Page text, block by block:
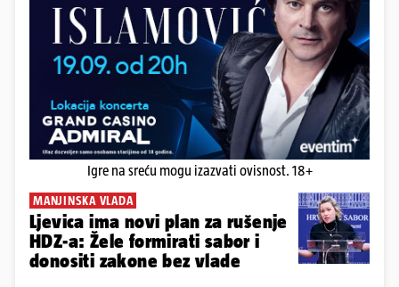
Igre na sreću mogu izazvati ovisnost. 18+
MANJINSKA VLADA
Ljevica ima novi plan za rušenje
HDZ-a: Žele formirati sabor i
donositi zakone bez vlade